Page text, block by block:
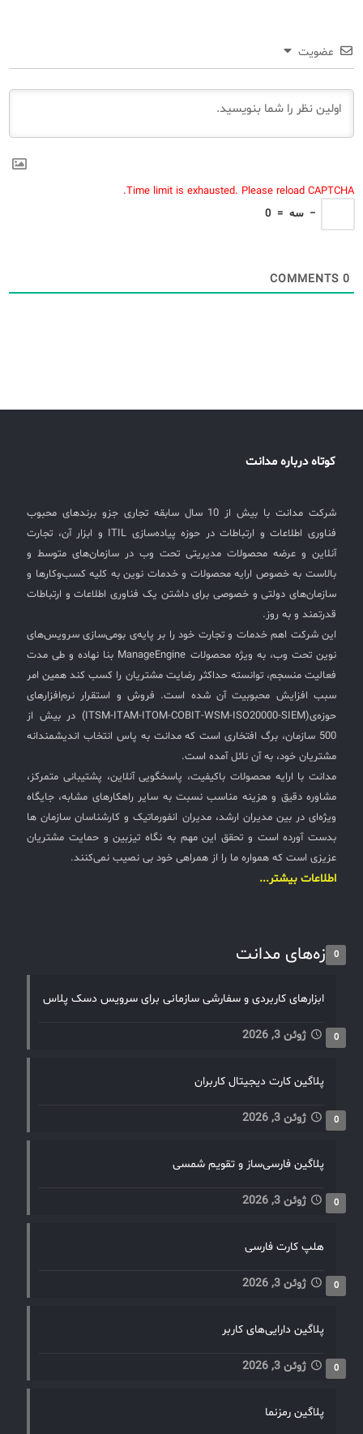
عضویت
Time limit is exhausted. Please reload CAPTCHA.
− سه =
0
0
کوتاه درباره مدانت
شرکت مدانت با بیش از 10 سال سابقه تجاری جزو برندهای محبوب
فناوری اطلاعات و ارتباطات در حوزه پیاده‌سازی ITIL و ابزار آن، تجارت
آنلاین و عرضه محصولات مدیریتی تحت وب در سازمان‌های متوسط و
بالاست به خصوص ارایه محصولات و خدمات نوین به کلیه کسب‌وکارها و
سازمان‌های دولتی و خصوصی برای داشتن یک فناوری اطلاعات و ارتباطات
قدرتمند و به روز.
این شرکت اهم خدمات و تجارت خود را بر پایه‌ی بومی‌سازی سرویس‌های
نوین تحت وب، به ویژه محصولات ManageEngine بنا نهاده و طی مدت
فعالیت منسجم، توانسته حداکثر رضایت مشتریان را کسب کند همین امر
سبب افزایش محبوبیت آن شده است. فروش و استقرار نرم‌افزارهای
حوزه‌ی(ITSM-ITAM-ITOM-COBIT-WSM-ISO20000-SIEM) در بیش از
500 سازمان، برگ افتخاری است که مدانت به پاس انتخاب اندیشمندانه
مشتریان خود، به آن نائل آمده است.
مدانت با ارایه محصولات باکیفیت، پاسخگویی آنلاین، پشتیبانی متمرکز،
مشاوره دقیق و هزینه مناسب نسبت به سایر راهکارهای مشابه، جایگاه
ویژه‌ای در بین مدیران ارشد، مدیران انفورماتیک و کارشناسان سازمان ها
بدست آورده است و تحقق این مهم به نگاه تیزبین و حمایت مشتریان
عزیزی است که همواره ما را از همراهی خود بی نصیب نمی‌کنند.
اطلاعات بیشتر...
تازه‌های مدانت0
ابزارهای کاربردی و سفارشی سازمانی برای سرویس دسک پلاس
ژوئن 3, 2026 0
پلاگین کارت دیجیتال کاربران
ژوئن 3, 2026 0
پلاگین فارسی‌ساز و تقویم شمسی
ژوئن 3, 2026 0
هلپ کارت فارسی
ژوئن 3, 2026 0
پلاگین دارایی‌های کاربر
ژوئن 3, 2026 0
پلاگین رمزنما